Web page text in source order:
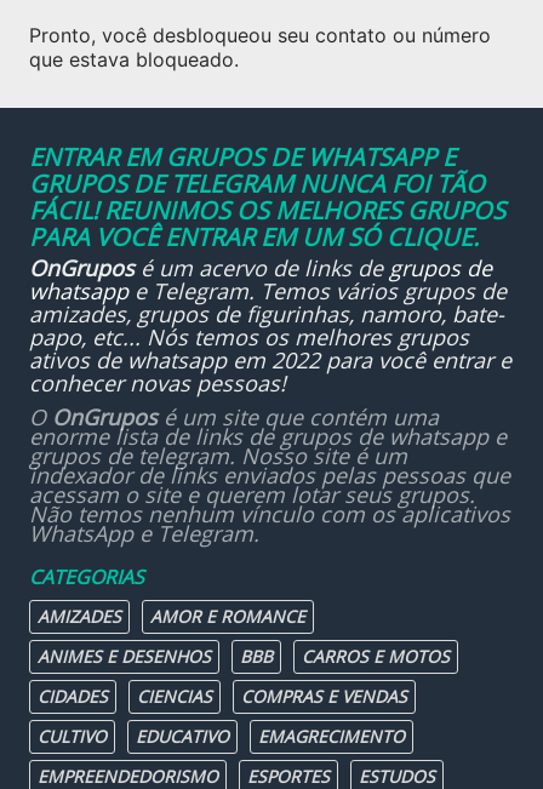
Pronto, você desbloqueou seu contato ou número
que estava bloqueado.
ENTRAR EM GRUPOS DE WHATSAPP E
GRUPOS DE TELEGRAM NUNCA FOI TÃO
FÁCIL! REUNIMOS OS MELHORES GRUPOS
PARA VOCÊ ENTRAR EM UM SÓ CLIQUE.
OnGruposé um acervo de links de grupos de
whatsappe Telegram. Temos vários grupos de
amizades, grupos de figurinhas, namoro, bate-
papo, etc... Nós temos os melhores grupos
ativos de whatsapp em 2022 para você entrar e
conhecer novas pessoas!
O OnGruposé um site que contém uma
enorme lista de links de grupos de whatsapp e
grupos de telegram. Nosso site é um
indexador de links enviados pelas pessoas que
acessam o site e querem lotar seus grupos.
Não temos nenhum vínculo com os aplicativos
WhatsApp e Telegram.
CATEGORIAS
AMIZADES
AMOR E ROMANCE
ANIMES E DESENHOS
BBB
CARROS E MOTOS
CIDADES
CIENCIAS
COMPRAS E VENDAS
CULTIVO
EDUCATIVO
EMAGRECIMENTO
EMPREENDEDORISMO
ESPORTES
ESTUDOS